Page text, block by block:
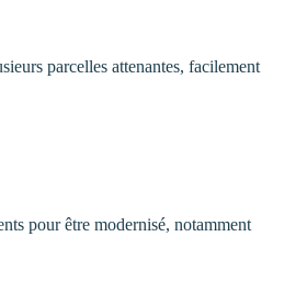
parcelles attenantes, facilement
pour être modernisé, notamment